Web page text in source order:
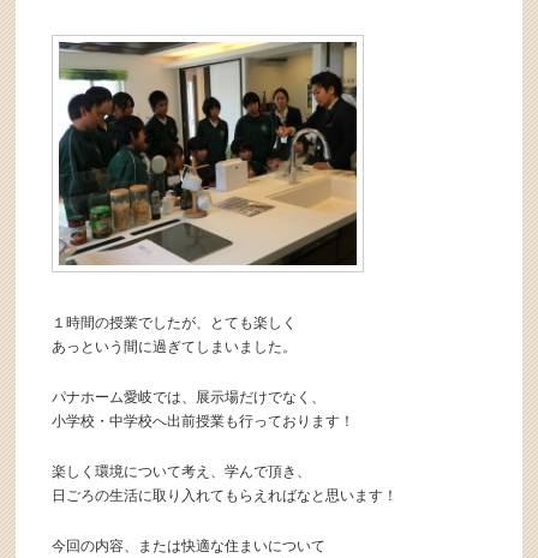
１時間の授業でしたが、とても楽しく
あっという間に過ぎてしまいました。
パナホーム愛岐では、展示場だけでなく、
小学校・中学校へ出前授業も行っております！
楽しく環境について考え、学んで頂き、
日ごろの生活に取り入れてもらえればなと思います！
今回の内容、または快適な住まいについて